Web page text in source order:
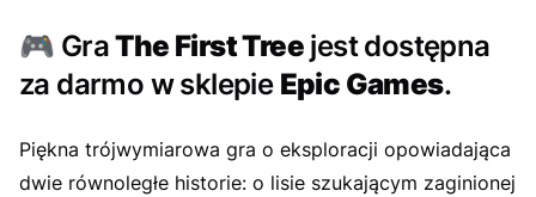
🎮 GraThe First Tree jest dostępna
za darmo w sklepie Epic Games.
Piękna trójwymiarowa gra o eksploracji opowiadająca
dwie równoległe historie: o lisie szukającym zaginionej